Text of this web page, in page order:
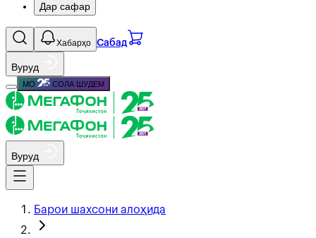
Дар сафар
Хабарҳо Сабад
Вуруд
МО СОЛА ШУДЕМ
Вуруд
Барои шахсони алоҳида